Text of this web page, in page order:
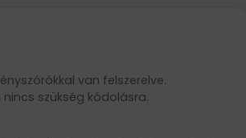
van felszerelve.
szükség kódolásra.